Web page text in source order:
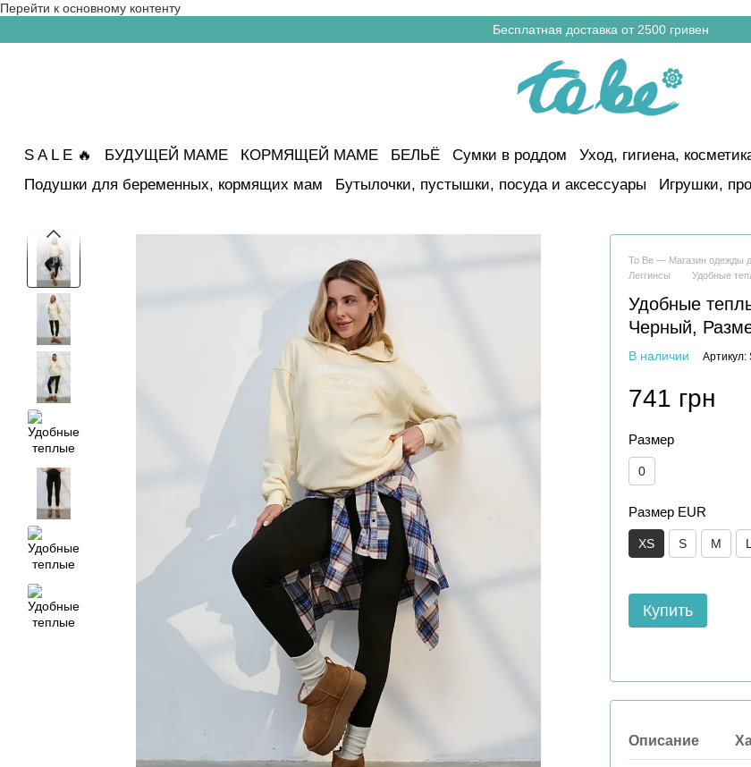
Перейти к основному контенту
Бесплатная доставка от 2500 гривен
S A L E 🔥 БУДУЩЕЙ МАМЕ КОРМЯЩЕЙ МАМЕ БЕЛЬЁ Сумки в роддом
Уход, гигиена,
Подушки для беременных, кормящих мам
Бутылочки, пустышки, посуда и аксессуары Игрушки,
To Be — Магазин одежды
Леггинсы
Удобные
Удобные
Черный,
В наличии Артикул:
741 грн
Размер
0
Размер EUR
XS S M L
Купить
Описание